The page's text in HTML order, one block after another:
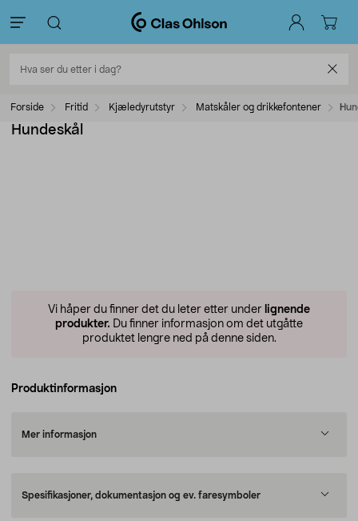
Forside Fritid Kjæledyrutstyr Matskåler og drikkefontener
Hundeskål
Vi håper du finner det du leter etter under lignende
produkter. Du finner informasjon om det utgåtte
produktet lengre ned på denne siden.
Produktinformasjon
Mer informasjon
Spesifikasjoner, dokumentasjon og ev. faresymboler